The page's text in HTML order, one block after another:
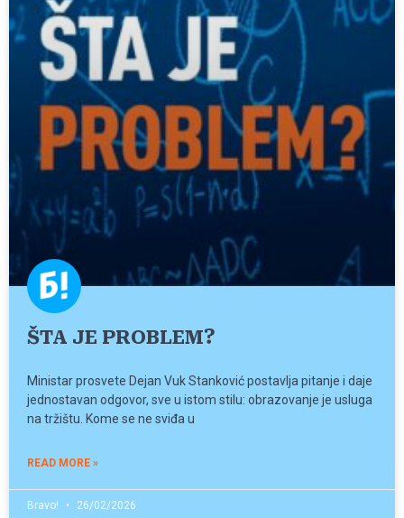
ŠTA JE PROBLEM?
Ministar prosvete Dejan Vuk Stanković postavlja pitanje i daje
jednostavan odgovor, sve u istom stilu: obrazovanje je usluga
na tržištu. Kome se ne sviđa u
READ MORE »
Bravo! 26/02/2026